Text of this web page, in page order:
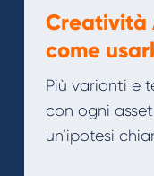
Creatività
come
Più varianti e
con ogni
un’ipotesi